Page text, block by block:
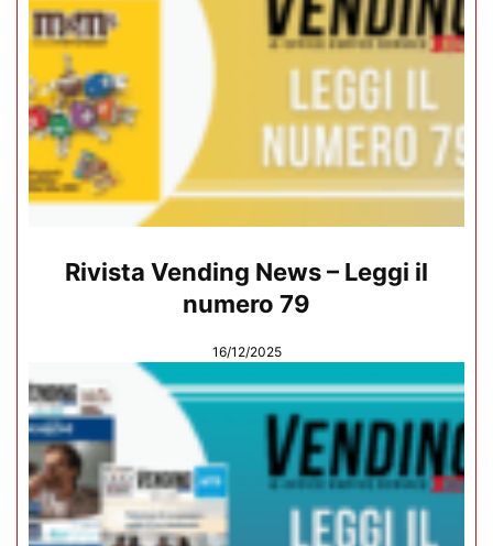
Rivista Vending News – Leggi il
numero 79
16/12/2025